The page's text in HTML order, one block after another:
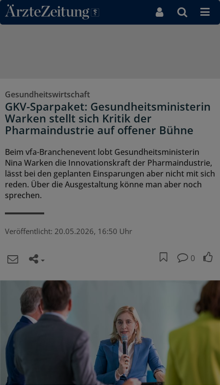
Direkt zum Inhaltsbereich
Gesundheitswirtschaft
GKV-Sparpaket: Gesundheitsministerin
Warken stellt sich Kritik der
Pharmaindustrie auf offener Bühne
Beim vfa-Branchenevent lobt Gesundheitsministerin
Nina Warken die Innovationskraft der Pharmaindustrie,
lässt bei den geplanten Einsparungen aber nicht mit sich
reden. Über die Ausgestaltung könne man aber noch
sprechen.
Veröffentlicht: 20.05.2026, 16:50 Uhr
0